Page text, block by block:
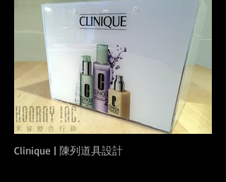
Clinique | 陳列道具設計